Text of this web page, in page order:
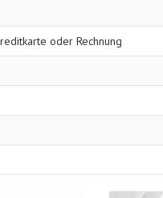
oder Rechnung